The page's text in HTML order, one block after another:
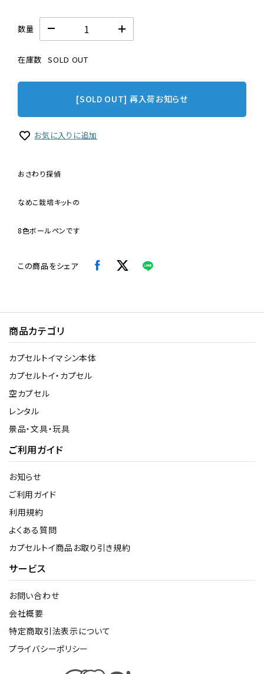
数量
在庫数 SOLD OUT
[SOLD OUT] 再入荷お知らせ
お気に入りに追加
おさわり探偵
なめこ栽培キットの
8色ボールペンです
この商品をシェア
商品カテゴリ
カプセルトイマシン本体
カプセルトイ・カプセル
空カプセル
レンタル
景品・文具・玩具
ご利用ガイド
お知らせ
ご利用ガイド
利用規約
よくある質問
カプセルトイ商品お取り引き規約
サービス
お問い合わせ
会社概要
特定商取引法表示について
プライバシーポリシー